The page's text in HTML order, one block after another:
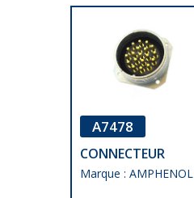
A7478
CONNECTEUR
Marque : AMPHENOL